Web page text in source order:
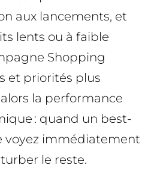
aux lancements, et
lents ou à faible
Shopping
et priorités plus
la performance
: quand un best-
voyez immédiatement
le reste.